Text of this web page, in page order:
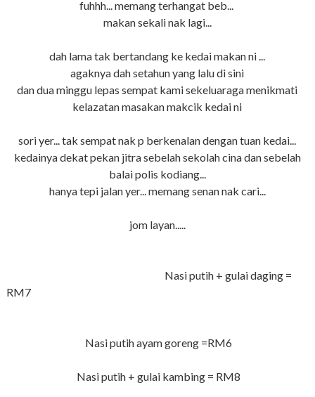
fuhhh... memang terhangat beb...
makan sekali nak lagi...
dah lama tak bertandang ke kedai makan ni ...
agaknya dah setahun yang lalu di sini
dan dua minggu lepas sempat kami sekeluaraga menikmati
kelazatan masakan makcik kedai ni
sori yer... tak sempat nak p berkenalan dengan tuan kedai...
kedainya dekat pekan jitra sebelah sekolah cina dan sebelah
balai polis kodiang...
hanya tepi jalan yer... memang senan nak cari...
jom layan.....
Nasi putih + gulai daging =
RM7
Nasi putih ayam goreng =RM6
Nasi putih + gulai kambing = RM8